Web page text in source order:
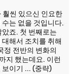
씬 있으신 인요한
는 없을 것입니다.
죠. 첫 번째로는
해서 조치를 취해
정 전반의 변화의
지 했는데요. 이런
보이기 ... (중략)